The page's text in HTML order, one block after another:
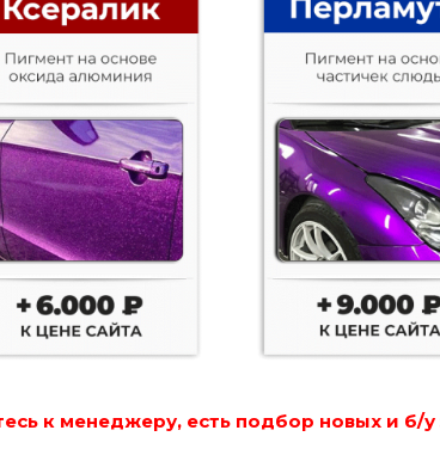
к менеджеру, есть подбор новых и б/у